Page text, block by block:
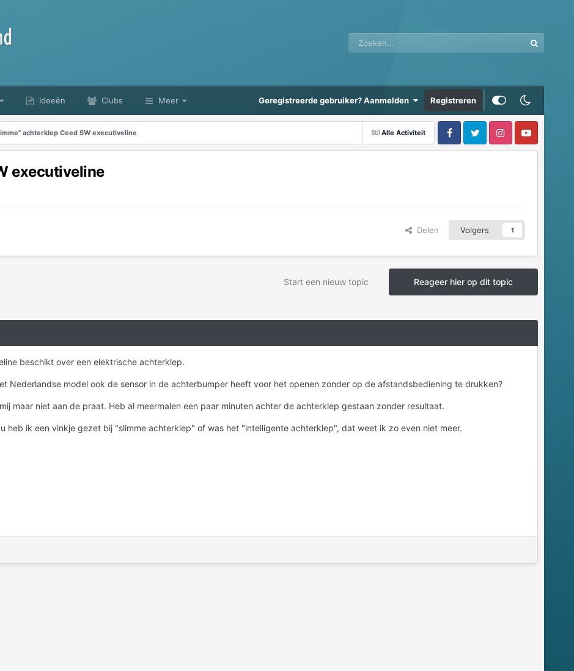
Ideeën Clubs Meer Geregistreerde gebruiker? Aanmelden Registreren
Alle Activiteit
achterklep Ceed SW executiveline
executiveline
Delen Volgers 1
Reageer hier op dit topic
Start een nieuw topic
beschikt over een elektrische achterklep.
Nederlandse model ook de sensor in de achterbumper heeft voor het openen zonder op de afstandsbediening te drukken?
maar niet aan de praat. Heb al meermalen een paar minuten achter de achterklep gestaan zonder resultaat.
heb ik een vinkje gezet bij "slimme achterklep" of was het "intelligente achterklep", dat weet ik zo even niet meer.